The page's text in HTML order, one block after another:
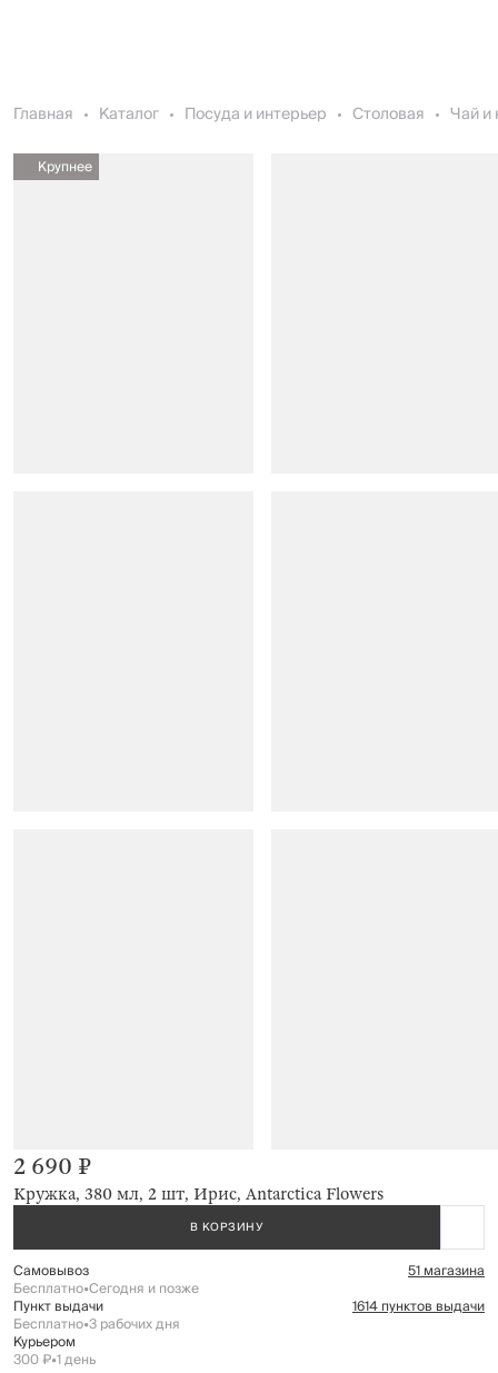
Главная Каталог Посуда и интерьер Столовая Чай и
Крупнее
Кружка, 380 мл, 2 шт, Ирис, Antarctica Flowers
2 690 ₽
В КОРЗИНУ
Самовывоз 51 магазина
Бесплатно•Сегодня и позже
Пункт выдачи 1614 пунктов выдачи
Бесплатно•3 рабочих дня
Курьером
300 ₽•1 день